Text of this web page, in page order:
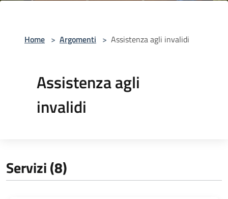
Home > Argomenti > Assistenza agli invalidi
Assistenza agli
invalidi
Servizi (8)